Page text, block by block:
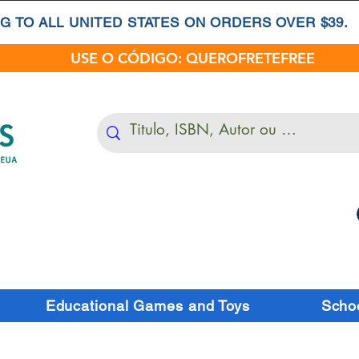
TO ALL UNITED STATES ON ORDERS OVER $39.
USE O CÓDIGO: QUEROFRETEFREE
Educational Games and Toys